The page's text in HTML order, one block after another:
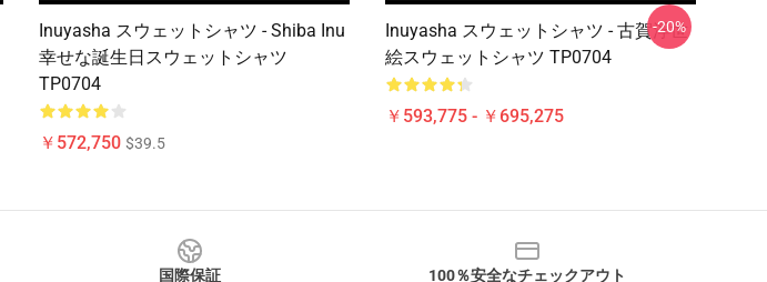
Inuyasha スウェットシャツ - Shiba Inu
幸せな誕生日スウェットシャツ
TP0704
￥572,750 $39.5
Inuyasha スウェットシャツ - 古賀浮世
絵スウェットシャツ TP0704
￥593,775 - ￥695,275
-20%
国際保証 100％安全なチェックアウト